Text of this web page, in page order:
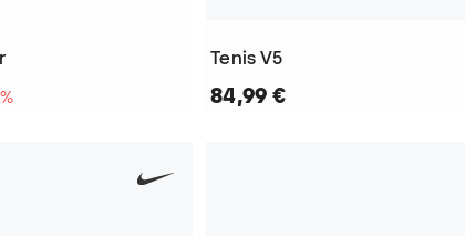
Tenis V5
84,99 €